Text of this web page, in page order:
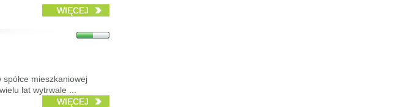
WIĘCEJ
mieszkaniowej
lat wytrwale ...
WIĘCEJ